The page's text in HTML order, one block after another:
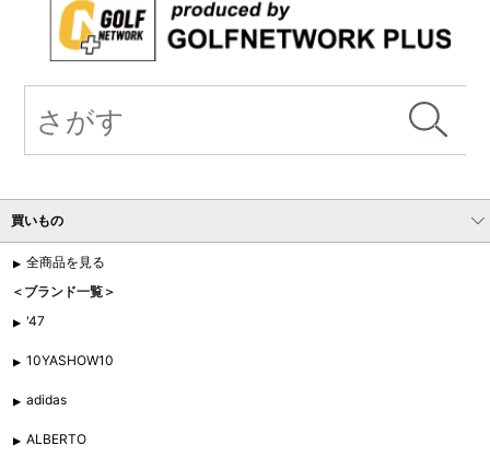
買いもの
全商品を見る
＜ブランド一覧＞
'47
10YASHOW10
adidas
ALBERTO